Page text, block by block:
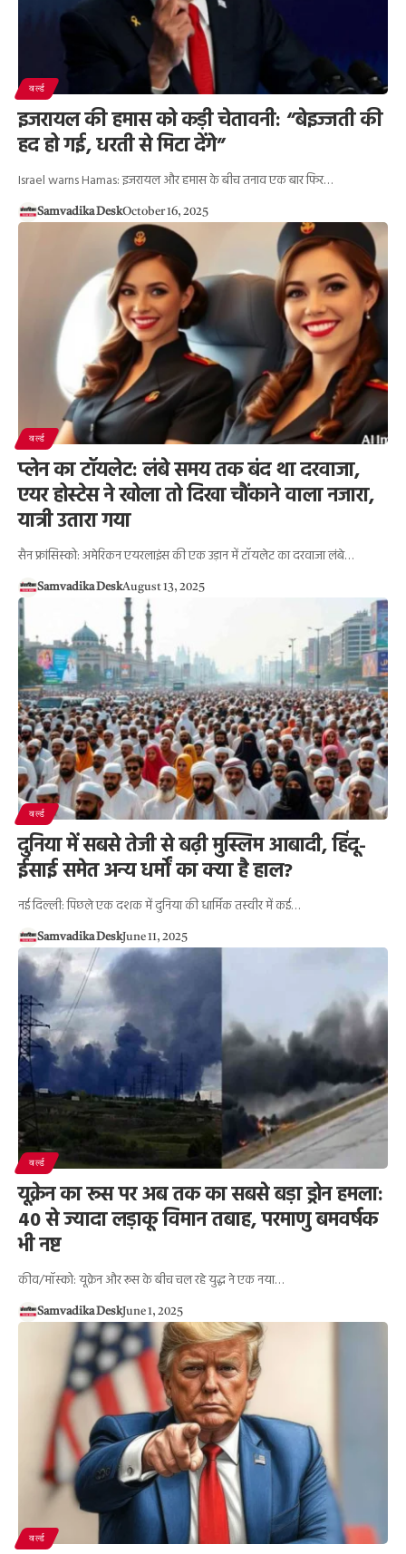
वर्ल्ड
इजरायल की हमास को कड़ी चेतावनी: “बेइज्जती की
हद हो गई, धरती से मिटा देंगे”
Israel warns Hamas: इजरायल और हमास के बीच तनाव एक बार फिर…
Samvadika DeskOctober 16, 2025
वर्ल्ड
प्लेन का टॉयलेट: लंबे समय तक बंद था दरवाजा,
एयर होस्टेस ने खोला तो दिखा चौंकाने वाला नजारा,
यात्री उतारा गया
सैन फ्रांसिस्को: अमेरिकन एयरलाइंस की एक उड़ान में टॉयलेट का दरवाजा लंबे…
Samvadika DeskAugust 13, 2025
वर्ल्ड
दुनिया में सबसे तेजी से बढ़ी मुस्लिम आबादी, हिंदू-
ईसाई समेत अन्य धर्मों का क्या है हाल?
नई दिल्ली: पिछले एक दशक में दुनिया की धार्मिक तस्वीर में कई…
Samvadika DeskJune 11, 2025
वर्ल्ड
यूक्रेन का रूस पर अब तक का सबसे बड़ा ड्रोन हमला:
40 से ज्यादा लड़ाकू विमान तबाह, परमाणु बमवर्षक
भी नष्ट
कीव/मॉस्को: यूक्रेन और रूस के बीच चल रहे युद्ध ने एक नया…
Samvadika DeskJune 1, 2025
वर्ल्ड